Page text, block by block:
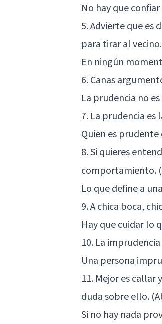
No hay que
5. Advierte que es
para tirar al
En ningún
6. Canas
La prudencia no
7. La prudencia
Quien es
8. Si quieres
comportamiento.
Lo que define a
9. A chica boca,
Hay que cuidar lo
10. La
Una persona
11. Mejor es
duda sobre ello.
Si no hay nada